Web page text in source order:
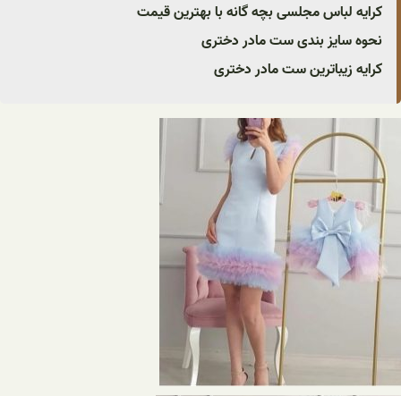
کرایه لباس مجلسی بچه گانه با بهترین قیمت
نحوه سایز بندی ست مادر دختری
کرایه زیباترین ست مادر دختری